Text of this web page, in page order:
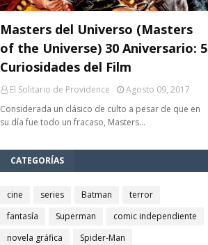
Masters del Universo (Masters
of the Universe) 30 Aniversario: 5
Curiosidades del Film
El Solitario de Providence
Agosto 09, 2017
Considerada un clásico de culto a pesar de que en
su día fue todo un fracaso, Masters…
CATEGORÍAS
cine series Batman
terror
fantasía
Superman
comic independiente
novela gráfica
Spider-Man